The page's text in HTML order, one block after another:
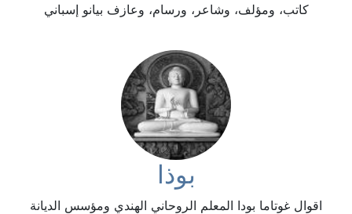
كاتب، ومؤلف، وشاعر، ورسام، وعازف بيانو إسباني
بوذا
اقوال غوتاما بودا المعلم الروحاني الهندي ومؤسس الديانة